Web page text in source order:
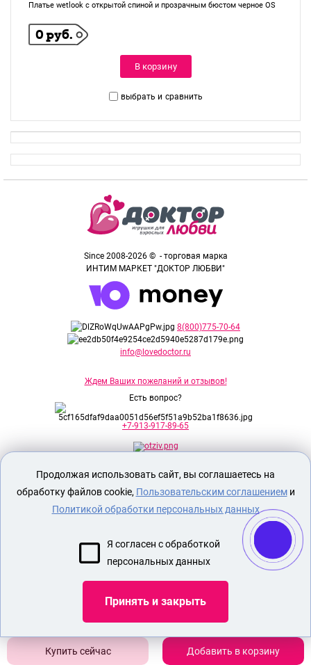
Добавить в корзину
Платье wetlook с открытой спиной и прозрачным бюстом черное OS
0 руб.
В корзину
выбрать и сравнить
Since 2008-2026 © - торговая марка
ИНТИМ МАРКЕТ "ДОКТОР ЛЮБВИ"
8(800)775-70-64
info@lovedoctor.ru
Ждем Ваших пожеланий и отзывов!
Есть вопрос?
+7-913-917-89-65
Секс шоп Доктор Любви предназначен
исключительно для лиц старше 18 лет!
Вся продукция имеет знак EAC
Евразийского соответствия.
ЭРОТИЧЕСКОЕ БЕЛЬЕ
Показать еще
Продолжая использовать сайт, вы соглашаетесь на
обработку файлов cookie, Пользовательским соглашениеми
Политикой обработки персональных данных
Я согласен с обработкой
персональных данных
Принять и закрыть